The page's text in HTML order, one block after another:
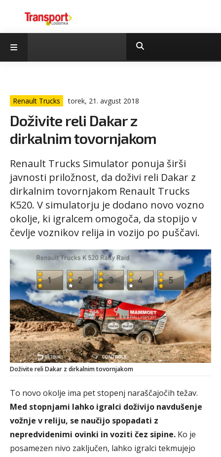
Renault Trucks torek, 21. avgust 2018
Doživite reli Dakar z
dirkalnim tovornjakom
Renault Trucks Simulator ponuja širši
javnosti priložnost, da doživi reli Dakar z
dirkalnim tovornjakom Renault Trucks
K520. V simulatorju je dodano novo vozno
okolje, ki igralcem omogoča, da stopijo v
čevlje voznikov relija in vozijo po puščavi.
Doživite reli Dakar z dirkalnim tovornjakom
To novo okolje ima pet stopenj naraščajočih težav.
Med stopnjami lahko igralci doživijo navdušenje
vožnje v reliju, se naučijo spopadati z
nepredvidenimi ovinki in voziti čez sipine. Ko je
posamezen nivo zaključen, lahko igralci tekmujejo